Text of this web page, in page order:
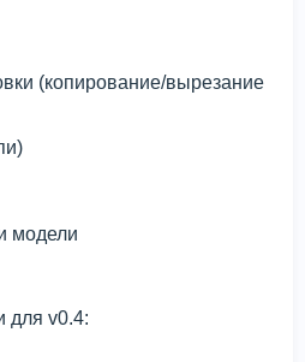
(копирование/вырезание
модели
для v0.4: